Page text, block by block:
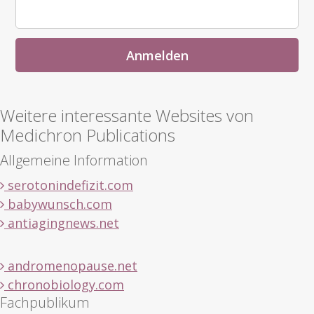
Weitere interessante Websites von
Medichron Publications
Allgemeine Information
serotonindefizit.com
babywunsch.com
antiagingnews.net
andromenopause.net
chronobiology.com
Fachpublikum